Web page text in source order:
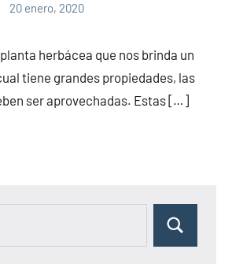
20 enero, 2020
herbácea que nos brinda un
tiene grandes propiedades, las
ser aprovechadas. Estas […]